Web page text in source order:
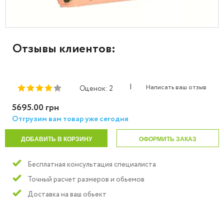
Отзывы клиентов:
Оценок: 2 | Написать ваш отзыв
5695.00 грн
Отгрузим вам товар уже сегодня
ДОБАВИТЬ В КОРЗИНУ ОФОРМИТЬ ЗАКАЗ
Бесплатная консультация специалиста
Точный расчет размеров и обьемов
Доставка на ваш обьект